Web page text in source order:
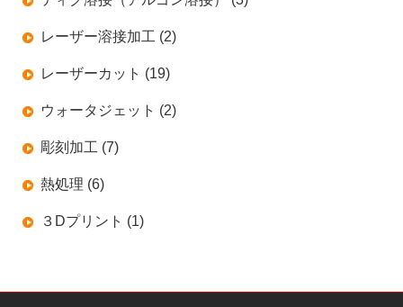
レーザー溶接加工 (2)
レーザーカット (19)
ウォータジェット (2)
彫刻加工 (7)
熱処理 (6)
３Dプリント (1)